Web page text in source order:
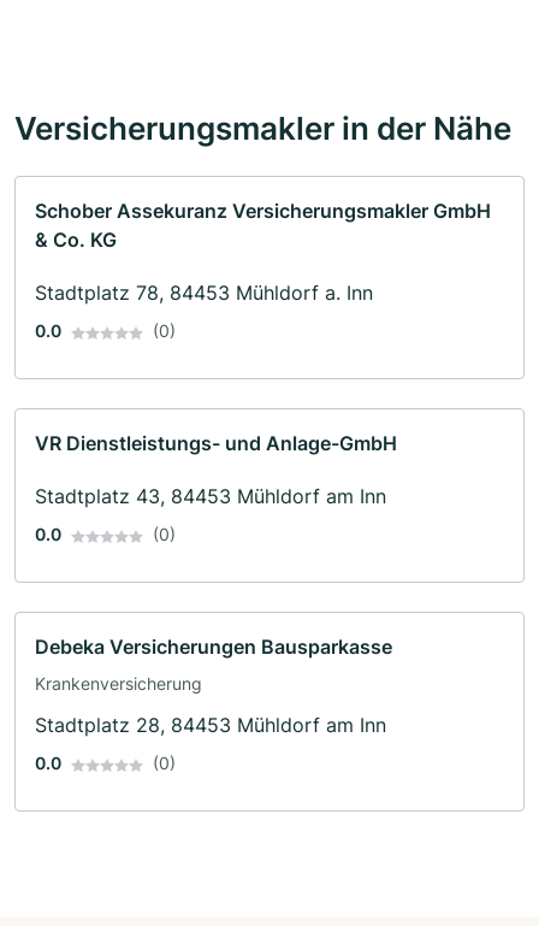
Versicherungsmakler in der Nähe
Schober Assekuranz Versicherungsmakler GmbH
& Co. KG
Stadtplatz 78, 84453 Mühldorf a. Inn
0.0 (0)
VR Dienstleistungs- und Anlage-GmbH
Stadtplatz 43, 84453 Mühldorf am Inn
0.0 (0)
Debeka Versicherungen Bausparkasse
Krankenversicherung
Stadtplatz 28, 84453 Mühldorf am Inn
0.0 (0)